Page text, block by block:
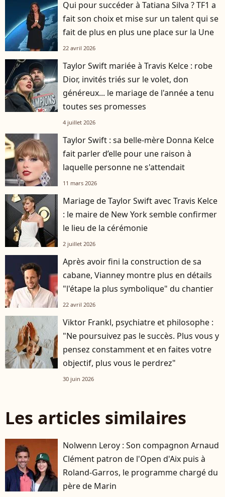
Qui pour succéder à Tatiana Silva ? TF1 a
fait son choix et mise sur un talent qui se
fait de plus en plus une place sur la Une
22 avril 2026
Taylor Swift mariée à Travis Kelce : robe
Dior, invités triés sur le volet, don
généreux... le mariage de l'année a tenu
toutes ses promesses
4 juillet 2026
Taylor Swift : sa belle-mère Donna Kelce
fait parler d’elle pour une raison à
laquelle personne ne s'attendait
11 mars 2026
Mariage de Taylor Swift avec Travis Kelce
: le maire de New York semble confirmer
le lieu de la cérémonie
2 juillet 2026
Après avoir fini la construction de sa
cabane, Vianney montre plus en détails
"l'étape la plus symbolique" du chantier
22 avril 2026
Viktor Frankl, psychiatre et philosophe :
"Ne poursuivez pas le succès. Plus vous y
pensez constamment et en faites votre
objectif, plus vous le perdrez"
30 juin 2026
Les articles similaires
Nolwenn Leroy : Son compagnon Arnaud
Clément patron de l'Open d'Aix puis à
Roland-Garros, le programme chargé du
père de Marin